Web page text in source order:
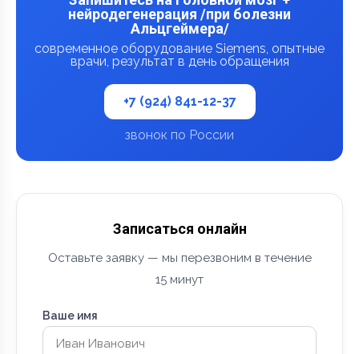
нейродегенерация /при болезни
Альцгеймера/
современное оборудование Siemens, опытные
врачи, результат в день обращения
+7 (924) 841-12-37
звонок по России
Записаться онлайн
Оставьте заявку — мы перезвоним в течение
15 минут
Ваше имя